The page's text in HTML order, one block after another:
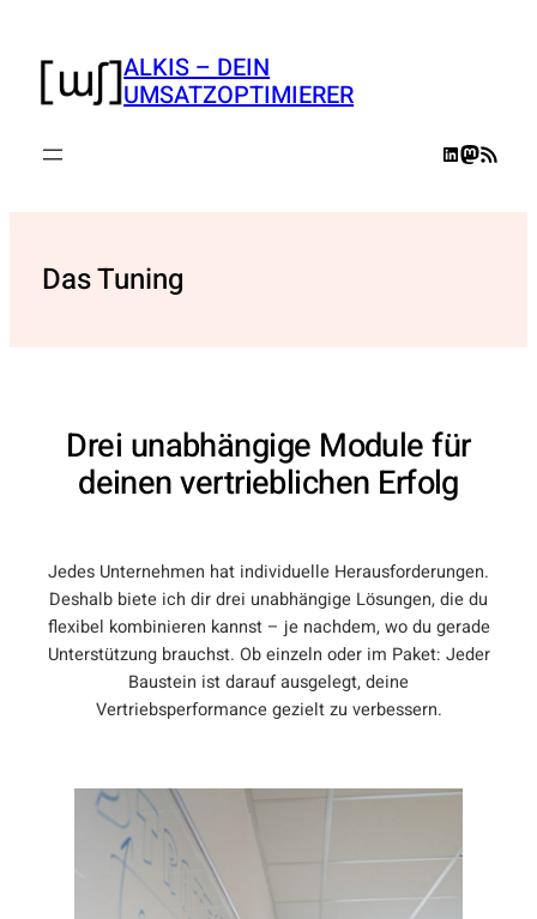
springen
ALKIS – DEIN
UMSATZOPTIMIERER
LinkedIn
RSS-Feed
Das Tuning
Drei unabhängige Module für
deinen vertrieblichen Erfolg
Jedes Unternehmen hat individuelle Herausforderungen.
Deshalb biete ich dir drei unabhängige Lösungen, die du
flexibel kombinieren kannst – je nachdem, wo du gerade
Unterstützung brauchst. Ob einzeln oder im Paket: Jeder
Baustein ist darauf ausgelegt, deine
Vertriebsperformance gezielt zu verbessern.